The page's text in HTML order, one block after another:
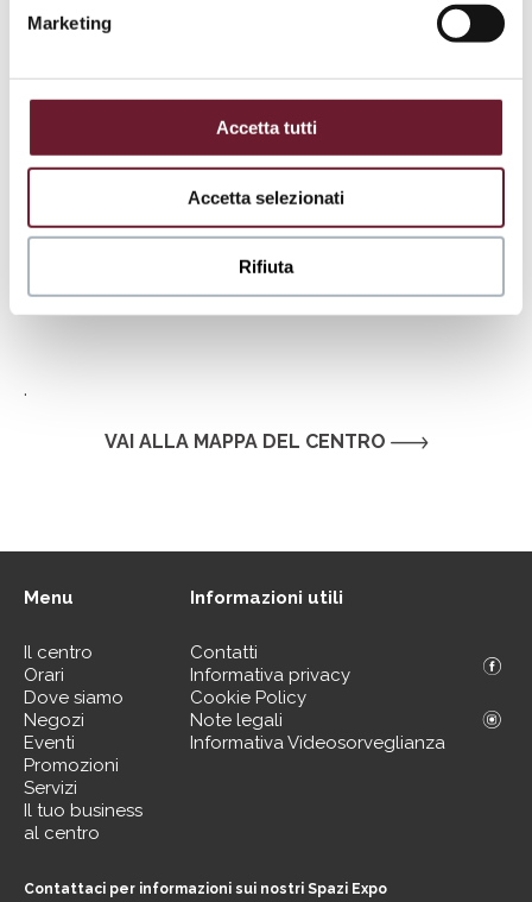
Marketing
Accetta tutti
Accetta selezionati
Rifiuta
.
VAI ALLA MAPPA DEL CENTRO
Menu
Il centro
Orari
Dove siamo
Negozi
Eventi
Promozioni
Servizi
Il tuo business
al centro
Informazioni utili
Contatti
Informativa privacy
Cookie Policy
Note legali
Informativa Videosorveglianza
Contattaci per informazioni sui nostri Spazi Expo